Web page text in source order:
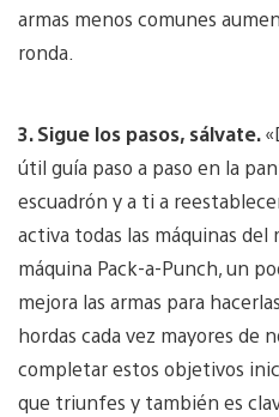
armas menos comunes
ronda.
3. Sigue los pasos, sálvate.
útil guía paso a paso en la
escuadrón y a ti a
activa todas las máquinas del
máquina Pack-a-Punch, un
mejora las armas para
hordas cada vez mayores de
completar estos objetivos
que triunfes y también es